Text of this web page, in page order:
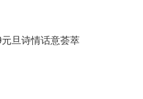
旦诗情话意荟萃